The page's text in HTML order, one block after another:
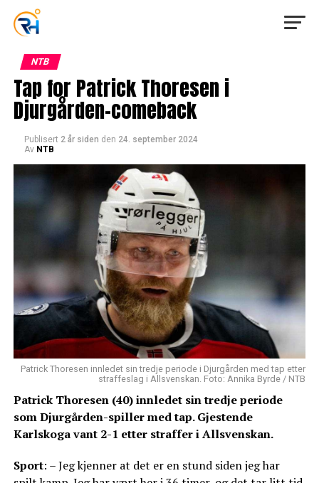
NTB
Tap for Patrick Thoresen i
Djurgården-comeback
Publisert 2 år siden den 24. september 2024
Av NTB
Patrick Thoresen innledet sin tredje periode i Djurgården med tap etter
straffeslag i Allsvenskan. Foto: Annika Byrde / NTB
Patrick Thoresen (40) innledet sin tredje periode
som Djurgården-spiller med tap. Gjestende
Karlskoga vant 2-1 etter straffer i Allsvenskan.
Sport: – Jeg kjenner at det er en stund siden jeg har